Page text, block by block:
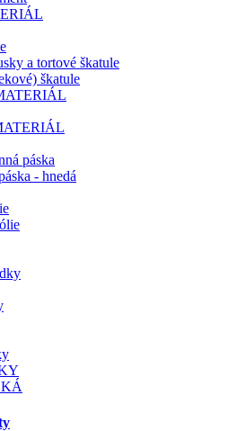
a tortové škatule
škatule
páska
- hnedá